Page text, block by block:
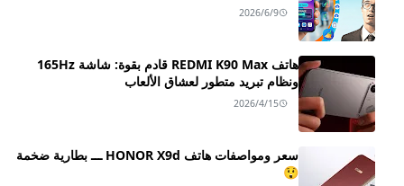
2026/6/9
هاتف REDMI K90 Max قادم بقوة: شاشة 165Hz
ونظام تبريد متطور لعشاق الألعاب
2026/4/15
سعر ومواصفات هاتف HONOR X9d ـــ بطارية ضخمة
😲